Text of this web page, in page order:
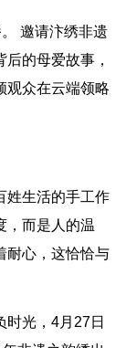
邀请汴绣非遗
的母爱故事，
观众在云端领略
姓生活的手工作
而是人的温
耐心，这恰恰与
时光，4月27日